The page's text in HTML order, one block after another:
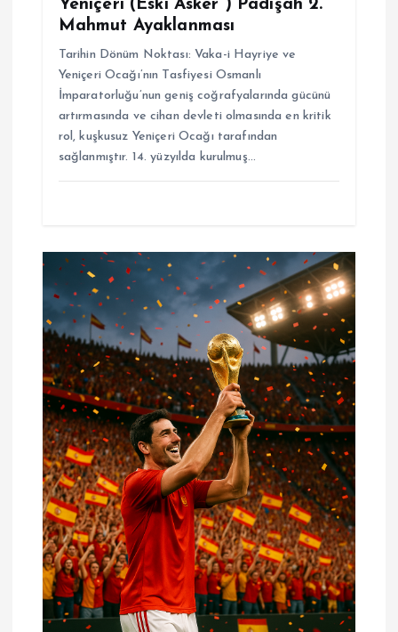
Yeniçeri (Eski Asker ) Padişah 2.
Mahmut Ayaklanması
Tarihin Dönüm Noktası: Vaka-i Hayriye ve
Yeniçeri Ocağı’nın Tasfiyesi Osmanlı
İmparatorluğu’nun geniş coğrafyalarında gücünü
artırmasında ve cihan devleti olmasında en kritik
rol, kuşkusuz Yeniçeri Ocağı tarafından
sağlanmıştır. 14. yüzyılda kurulmuş…